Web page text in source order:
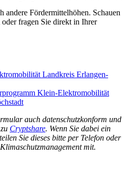
andere Fördermittelhöhen. Schauen
fragen Sie direkt in Ihrer
Landkreis Erlangen-
Klein-Elektromobilität
auch datenschutzkonform und
Cryptshare. Wenn Sie dabei ein
Sie dieses bitte per Telefon oder
mit.